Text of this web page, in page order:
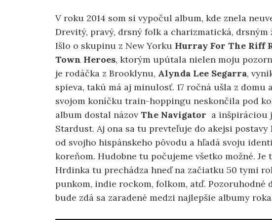
V roku 2014 som si vypočul album, kde znela
Drevitý, pravý, drsný folk a charizmatická, drsným
Išlo o skupinu z New Yorku Hurray For The Riff
Town Heroes, ktorým upútala nielen moju
je rodáčka z Brooklynu, Alynda Lee Segarra,
spieva, takú má aj minulosť. 17 ročná ušla z domu
svojom koníčku train-hoppingu neskončila pod
album dostal názov The Navigator a inšpiráciou
Stardust. Aj ona sa tu prevteľuje do akejsi postavy
od svojho hispánskeho pôvodu a hľadá svoju
koreňom. Hudobne tu počujeme všetko možné. Je
Hrdinka tu prechádza hneď na začiatku 50 tymi
punkom, indie rockom, folkom, atď.
bude zdá sa zaradené medzi najlepšie albumy